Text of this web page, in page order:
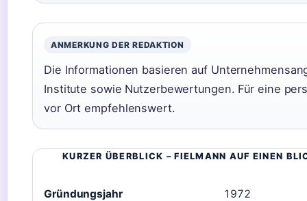
ANMERKUNG DER REDAKTION
Die Informationen basieren auf
Institute sowie Nutzerbewertungen. Für eine
vor Ort empfehlenswert.
KURZER ÜBERBLICK – FIELMANN AUF EINEN
Gründungsjahr 1972